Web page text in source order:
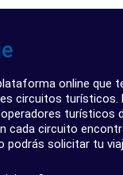
online que
circuitos turísticos.
turísticos
cada circuito
podrás solicitar tu